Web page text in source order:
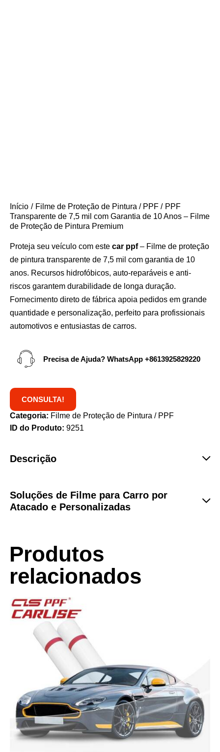
Início Filme de Proteção de Pintura / PPF
PPF
Transparente de 7,5 mil com Garantia de 10 Anos – Filme
de Proteção de Pintura Premium
Proteja seu veículo com este car ppf– Filme de proteção
de pintura transparente de 7,5 mil com garantia de 10
anos. Recursos hidrofóbicos, auto-reparáveis e anti-
riscos garantem durabilidade de longa duração.
Fornecimento direto de fábrica apoia pedidos em grande
quantidade e personalização, perfeito para profissionais
automotivos e entusiastas de carros.
Precisa de Ajuda? WhatsApp +8613925829220
CONSULTA!
Categoria: Filme de Proteção de Pintura / PPF
ID do Produto: 9251
Descrição
Soluções de Filme para Carro por
Atacado e Personalizadas
Produtos
relacionados